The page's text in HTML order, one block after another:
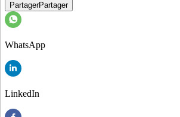
PartagerPartager
WhatsApp
LinkedIn